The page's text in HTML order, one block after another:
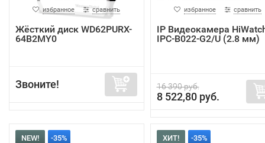
избранное сравнить
Жёсткий диск WD62PURX-
64B2MY0
Звоните!
избранное сравнить
IP Видеокамера
IPC-B022-G2/U (2.8 мм)
16 390 руб.
8 522,80 руб.
NEW! -35% ХИТ! -35%